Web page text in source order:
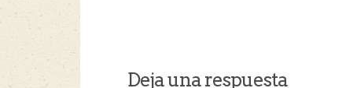
Deja una respuesta